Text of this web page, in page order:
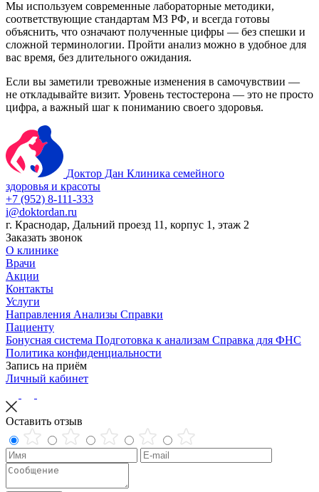
Мы используем современные лабораторные методики,
соответствующие стандартам МЗ РФ, и всегда готовы
объяснить, что означают полученные цифры — без спешки и
сложной терминологии. Пройти анализ можно в удобное для
вас время, без длительного ожидания.
Если вы заметили тревожные изменения в самочувствии —
не откладывайте визит. Уровень тестостерона — это не просто
цифра, а важный шаг к пониманию своего здоровья.
Доктор Дан Клиника семейного
здоровья и красоты
+7 (952) 8-111-333
i@doktordan.ru
г. Краснодар, Дальний проезд 11, корпус 1, этаж 2
Заказать звонок
О клинике
Врачи
Акции
Контакты
Услуги
Направления Анализы Справки
Пациенту
Бонусная система Подготовка к анализам Справка для ФНС
Политика конфиденциальности
Запись на приём
Личный кабинет
Оставить отзыв